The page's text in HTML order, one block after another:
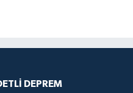
DEPREM